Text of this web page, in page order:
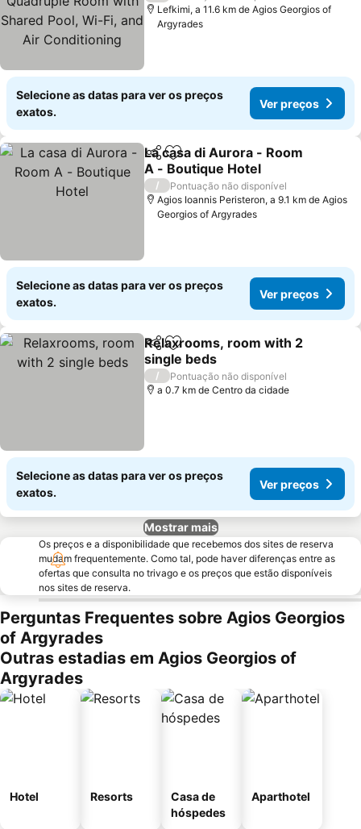
Shared Pool, Wi-Fi, and
Air Conditioning
Lefkimi, a 11.6 km de Agios Georgios of
Argyrades
Selecione as datas para ver os preços
exatos.
Ver preços
PartilharAdicionar aos favoritos
La casa di Aurora - Room
A - Boutique Hotel
Ver preços
/
Pontuação não disponível
Agios Ioannis Peristeron, a 9.1 km de Agios
Georgios of Argyrades
Selecione as datas para ver os preços
exatos.
Ver preços
PartilharAdicionar aos favoritos
Relaxrooms, room with 2
single beds
Ver preços
/
Pontuação não disponível
a 0.7 km de Centro da cidade
Selecione as datas para ver os preços
exatos.
Ver preços
Mostrar mais
Os preços e a disponibilidade que recebemos dos sites de reserva
mudam frequentemente. Como tal, pode haver diferenças entre as
ofertas que consulta no trivago e os preços que estão disponíveis
nos sites de reserva.
Perguntas Frequentes sobre Agios Georgios
of Argyrades
Outras estadias em Agios Georgios of
Argyrades
Hotel Resorts
Casa de
hóspedes
Aparthotel